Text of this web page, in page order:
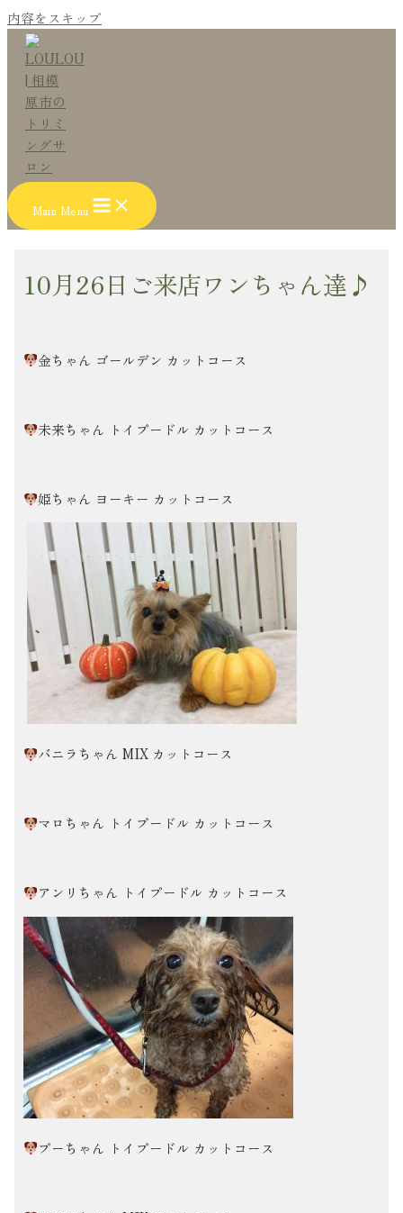
内容をスキップ
Main Menu
10月26日ご来店ワンちゃん達♪
金ちゃん ゴールデン カットコース
未来ちゃん トイプードル カットコース
姫ちゃん ヨーキー カットコース
バニラちゃん MIX カットコース
マロちゃん トイプードル カットコース
アンリちゃん トイプードル カットコース
プーちゃん トイプードル カットコース